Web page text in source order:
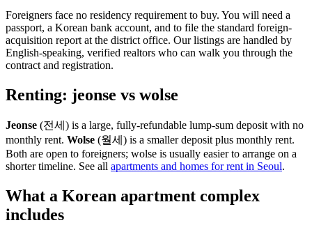
Foreigners face no residency requirement to buy. You will need a
passport, a Korean bank account, and to file the standard foreign-
acquisition report at the district office. Our listings are handled by
English-speaking, verified realtors who can walk you through the
contract and registration.
Renting: jeonse vs wolse
Jeonse (전세) is a large, fully-refundable lump-sum deposit with no
monthly rent. Wolse (월세) is a smaller deposit plus monthly rent.
Both are open to foreigners; wolse is usually easier to arrange on a
shorter timeline. See all apartments and homes for rent in Seoul.
What a Korean apartment complex
includes